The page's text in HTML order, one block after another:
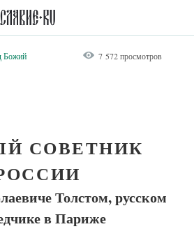
Божий 7 572 просмотров
СОВЕТНИК
Толстом, русском
в Париже